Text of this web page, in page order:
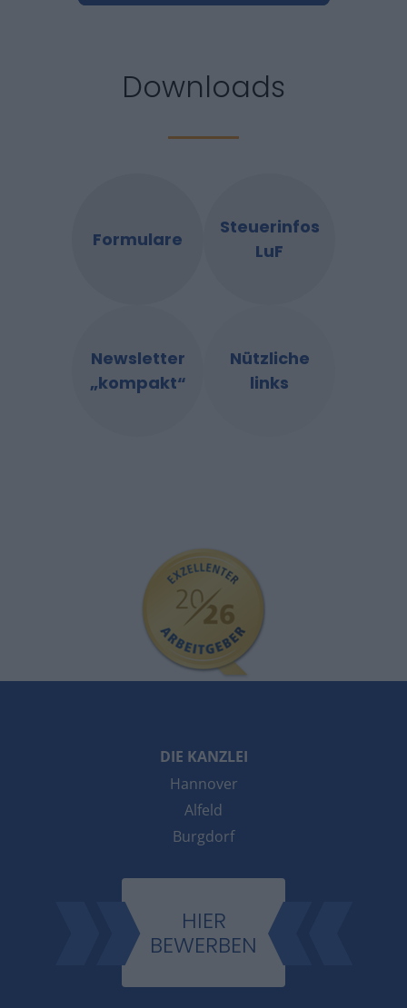
Downloads
Formulare
Steuerinfos
LuF
Newsletter
„kompakt“
Nützliche
links
DIE KANZLEI
Hannover
Alfeld
Burgdorf
HIER
BEWERBEN